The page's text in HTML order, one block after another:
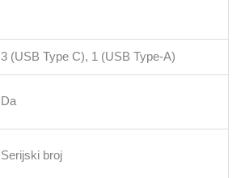
3 (USB Type C), 1 (USB Type-A)
Da
Serijski broj